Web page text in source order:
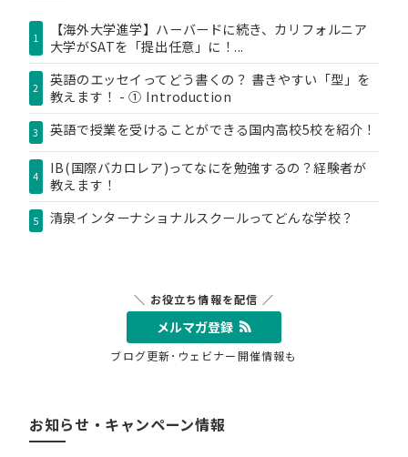
1
【海外大学進学】ハーバードに続き、カリフォルニア
大学がSATを「提出任意」に！...
2
英語のエッセイってどう書くの？ 書きやすい「型」を
教えます！ - ① Introduction
3 英語で授業を受けることができる国内高校5校を紹介！
4
IB(国際バカロレア)ってなにを勉強するの？経験者が
教えます！
5 清泉インターナショナルスクールってどんな学校？
＼ お役立ち情報を配信 ／
メルマガ登録
ブログ更新･ウェビナー開催情報も
お知らせ・キャンペーン情報